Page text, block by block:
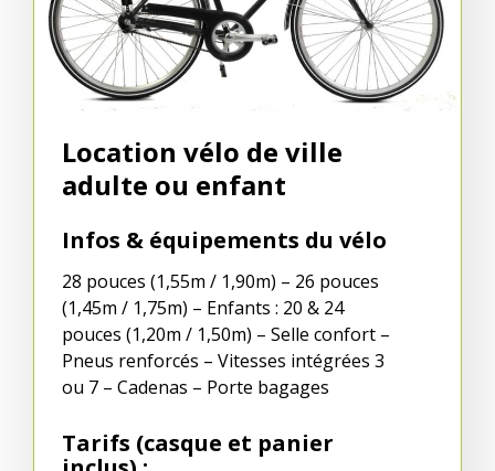
Location vélo de ville
adulte ou enfant
Infos & équipements du vélo
28 pouces (1,55m / 1,90m) – 26 pouces
(1,45m / 1,75m) – Enfants : 20 & 24
pouces (1,20m / 1,50m) – Selle confort –
Pneus renforcés – Vitesses intégrées 3
ou 7 – Cadenas – Porte bagages
Tarifs (casque et panier